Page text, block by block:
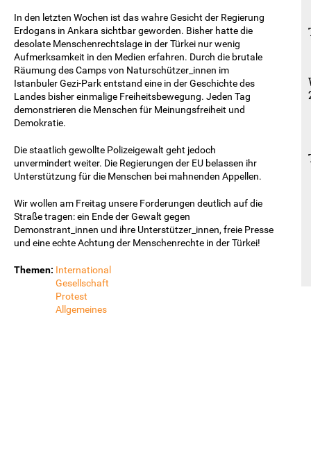
In den letzten Wochen ist das wahre Gesicht der Regierung
Erdogans in Ankara sichtbar geworden. Bisher hatte die
desolate Menschenrechtslage in der Türkei nur wenig
Aufmerksamkeit in den Medien erfahren. Durch die brutale
Räumung des Camps von Naturschützer_innen im
IstanbulerGezi-Parkentstand eine in derGeschichtedes
Landes bishereinmalige Freiheitsbewegung. Jeden Tag
demonstrieren die Menschen für Meinungsfreiheit und
Demokratie.
Die staatlich gewollte Polizeigewalt geht jedoch
unvermindert weiter. Die Regierungen der EU belassen ihr
Unterstützung für die Menschen bei mahnenden Appellen.
Wir wollen am Freitag unsere Forderungen deutlich auf die
Straße tragen: ein Ende der Gewalt gegen
Demonstrant_innen und ihre Unterstützer_innen, freie Presse
und eine echte Achtung der Menschenrechte in der Türkei!
Themen: International
Gesellschaft
Protest
Allgemeines